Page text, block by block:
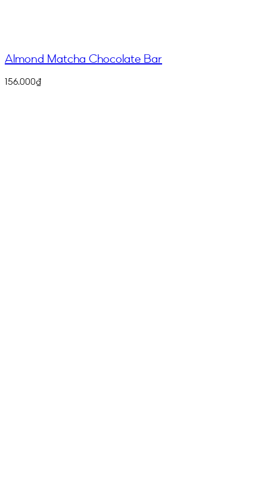
Almond Matcha Chocolate Bar
156.000₫